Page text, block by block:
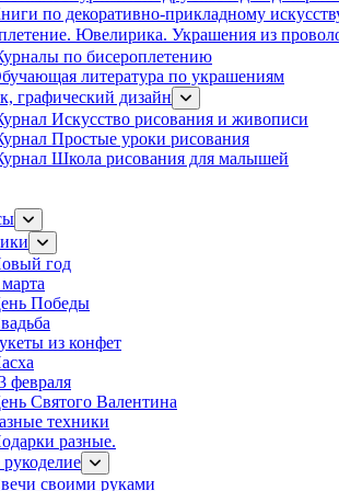
по декоративно-прикладному
Ювелирика. Украшения из
по бисероплетению
литература по украшениям
графический дизайн
Искусство рисования и живописи
Простые уроки рисования
Школа рисования для малышей
год
Победы
из конфет
февраля
Святого Валентина
техники
разные.
своими руками